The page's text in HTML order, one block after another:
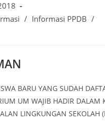
/ Informasi PPDB /
BARU YANG SUDAH
UM WAJIB HADIR DALAM
LINGKUNGAN SEKOLAH